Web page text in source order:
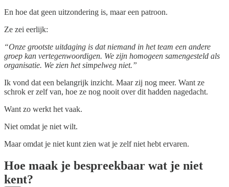
En hoe dat geen uitzondering is, maar een patroon.
Ze zei eerlijk:
“Onze grootste uitdaging is dat niemand in het team een andere
groep kan vertegenwoordigen. We zijn homogeen samengesteld als
organisatie. We zien het simpelweg niet.”
Ik vond dat een belangrijk inzicht. Maar zij nog meer. Want ze
schrok er zelf van, hoe ze nog nooit over dit hadden nagedacht.
Want zo werkt het vaak.
Niet omdat je niet wilt.
Maar omdat je niet kunt zien wat je zelf niet hebt ervaren.
Hoe maak je bespreekbaar wat je niet
kent?